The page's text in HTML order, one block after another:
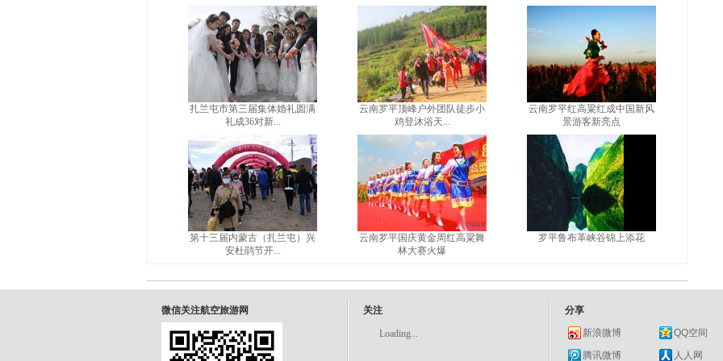
扎兰屯市第三届集体婚礼圆满
礼成36对新...
第十三届内蒙古（扎兰屯）兴
安杜鹃节开...
云南罗平顶峰户外团队徒步小
鸡登沐浴天...
云南罗平国庆黄金周红高粱舞
林大赛火爆
云南罗平红高粱红成中国新风
景游客新亮点
罗平鲁布革峡谷锦上添花
微信关注航空旅游网 关注
Loading...
分享
新浪微博
QQ空间
腾讯微博
人人网